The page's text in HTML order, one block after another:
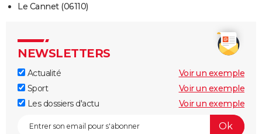
Le Cannet (06110)
NEWSLETTERS
Actualité
Voir un exemple
Sport
Voir un exemple
Les dossiers d'actu
Voir un exemple